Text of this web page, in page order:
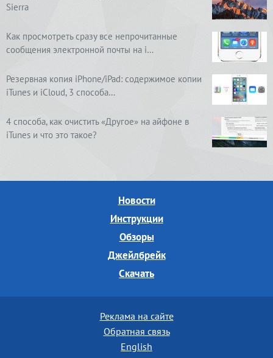
Sierra
Как просмотреть сразу все непрочитанные
сообщения электронной почты на i…
Резервная копия iPhone/iPad: содержимое копии
iTunes и iCloud, 3 способа…
4 способа, как очистить «Другое» на айфоне в
iTunes и что это такое?
Новости
Инструкции
Обзоры
Джейлбрейк
Скачать
Реклама на сайте
Обратная связь
English